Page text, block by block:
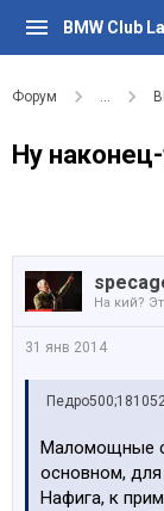
BMW Club
Форум ...
Ну
На кий?
31 янв 2014
Маломощные
основном, для
Нафига, к